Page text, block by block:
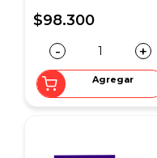
$98.300
- +
Agregar